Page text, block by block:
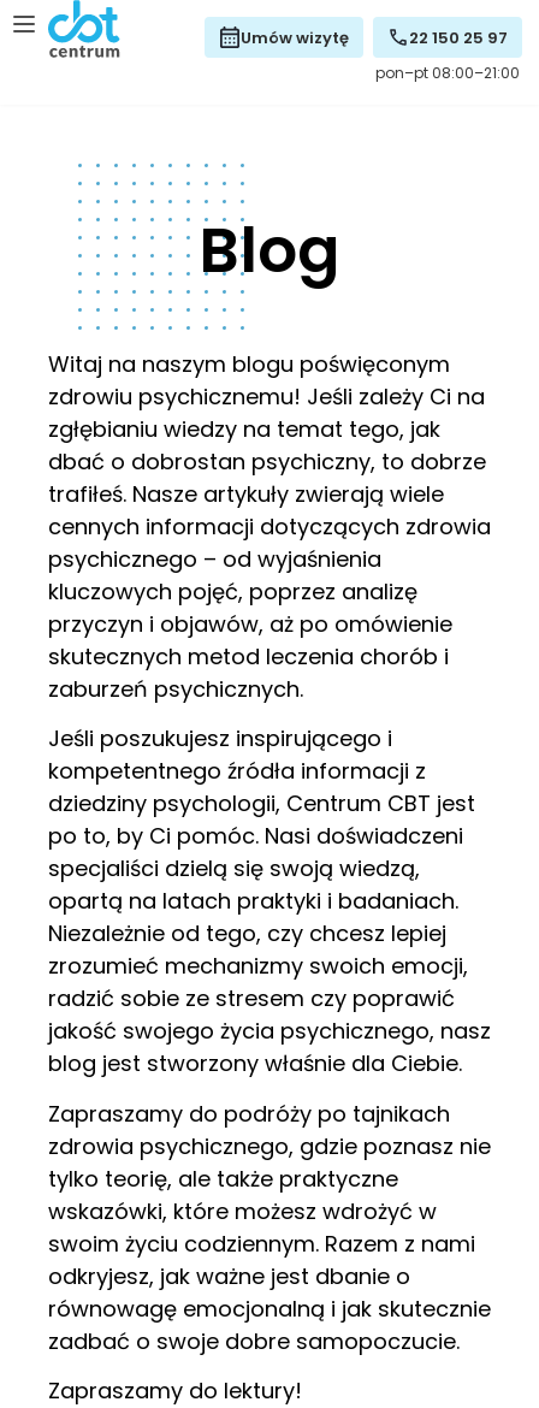
Umów wizytę 22 150 25 97
pon–pt 08:00–21:00
Blog
Witaj na naszym blogu poświęconym
zdrowiu psychicznemu! Jeśli zależy Ci na
zgłębianiu wiedzy na temat tego, jak
dbać o dobrostan psychiczny, to dobrze
trafiłeś. Nasze artykuły zwierają wiele
cennych informacji dotyczących zdrowia
psychicznego – od wyjaśnienia
kluczowych pojęć, poprzez analizę
przyczyn i objawów, aż po omówienie
skutecznych metod leczenia chorób i
zaburzeń psychicznych.
Jeśli poszukujesz inspirującego i
kompetentnego źródła informacji z
dziedziny psychologii, Centrum CBT jest
po to, by Ci pomóc. Nasi doświadczeni
specjaliści dzielą się swoją wiedzą,
opartą na latach praktyki i badaniach.
Niezależnie od tego, czy chcesz lepiej
zrozumieć mechanizmy swoich emocji,
radzić sobie ze stresem czy poprawić
jakość swojego życia psychicznego, nasz
blog jest stworzony właśnie dla Ciebie.
Zapraszamy do podróży po tajnikach
zdrowia psychicznego, gdzie poznasz nie
tylko teorię, ale także praktyczne
wskazówki, które możesz wdrożyć w
swoim życiu codziennym. Razem z nami
odkryjesz, jak ważne jest dbanie o
równowagę emocjonalną i jak skutecznie
zadbać o swoje dobre samopoczucie.
Zapraszamy do lektury!